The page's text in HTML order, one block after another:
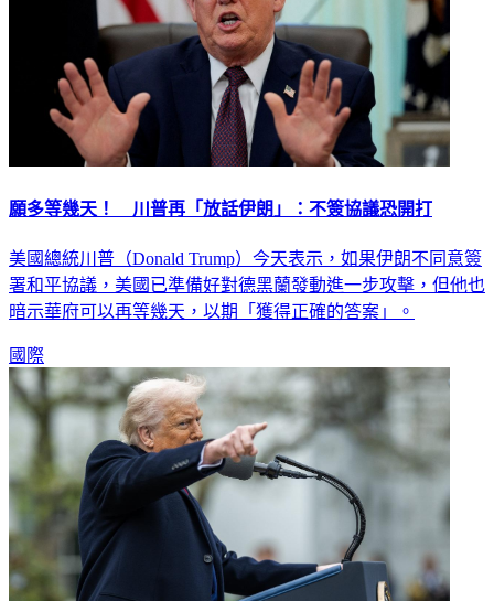
願多等幾天！ 川普再「放話伊朗」：不簽協議恐開打
美國總統川普（Donald Trump）今天表示，如果伊朗不同意簽
署和平協議，美國已準備好對德黑蘭發動進一步攻擊，但他也
暗示華府可以再等幾天，以期「獲得正確的答案」。
國際